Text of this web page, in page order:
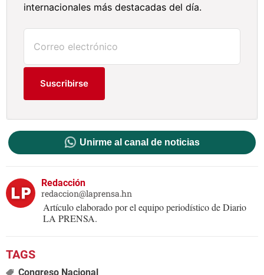
internacionales más destacadas del día.
Suscribirse
Unirme al canal de noticias
Redacción
redaccion@laprensa.hn
Artículo elaborado por el equipo periodístico de Diario
LA PRENSA.
Congreso Nacional